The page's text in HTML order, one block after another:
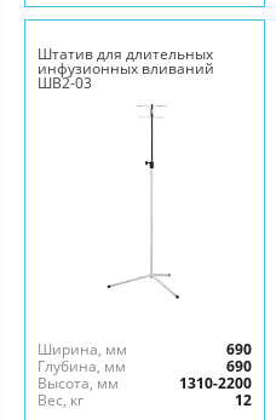
Штатив для длительных
инфузионных вливаний
ШВ2-03
Ширина, мм
690
Глубина, мм
690
Высота, мм
1310-2200
Вес, кг
12